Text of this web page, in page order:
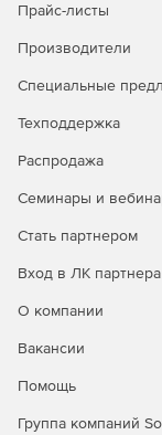
Прайс-листы
Производители
Специальные
Техподдержка
Распродажа
Семинары и
Стать партнером
Вход в ЛК партнера
О компании
Вакансии
Помощь
Группа компаний